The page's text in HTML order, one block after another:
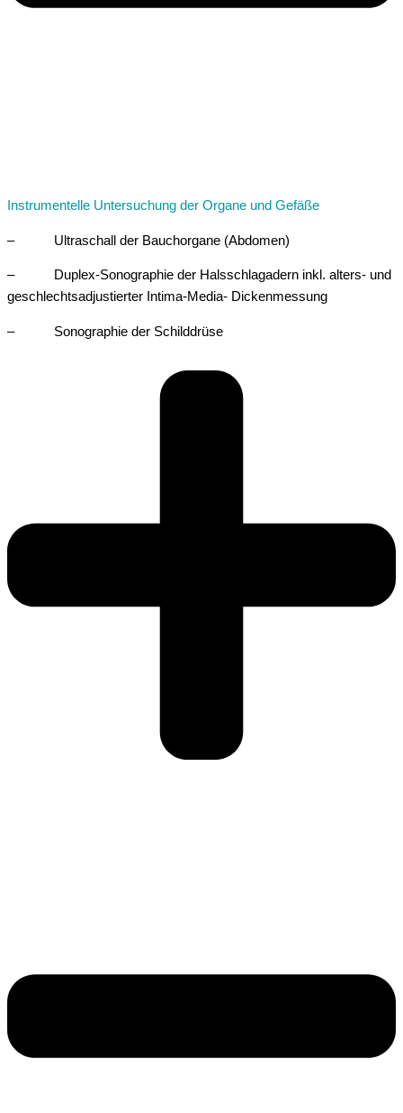
Instrumentelle Untersuchung der Organe und Gefäße
– Ultraschall der Bauchorgane (Abdomen)
– Duplex-Sonographie der Halsschlagadern inkl. alters- und
geschlechtsadjustierter Intima-Media- Dickenmessung
– Sonographie der Schilddrüse